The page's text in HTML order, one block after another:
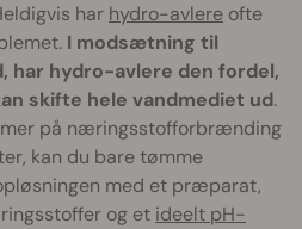
har hydro-avlere ofte
I modsætning til
har hydro-avlere den fordel,
skifte hele vandmediet ud.
på næringsstofforbrænding
kan du bare tømme
med et præparat,
og et ideelt pH-